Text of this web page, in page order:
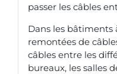
passer les câbles
Dans les bâtiments
remontées de
câbles entre les
bureaux, les salles